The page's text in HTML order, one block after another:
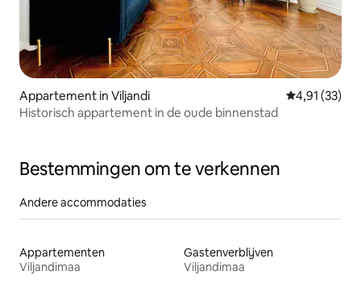
Appartement in Viljandi Gemiddelde
4,91 (33)
Historisch appartement in de oude binnenstad
Bestemmingen om te verkennen
Andere accommodaties
Appartementen
Viljandimaa
Gastenverblijven
Viljandimaa